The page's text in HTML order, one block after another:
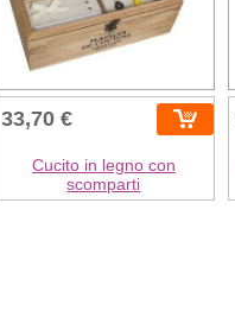
33,70 €
Cucito in legno con
scomparti